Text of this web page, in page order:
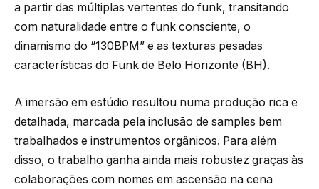
a partir das múltiplas vertentes do funk, transitando
com naturalidade entre o funk consciente, o
dinamismo do “130BPM” e as texturas pesadas
características do Funk de Belo Horizonte (BH).
A imersão em estúdio resultou numa produção rica e
detalhada, marcada pela inclusão de samples bem
trabalhados e instrumentos orgânicos. Para além
disso, o trabalho ganha ainda mais robustez graças às
colaborações com nomes em ascensão na cena